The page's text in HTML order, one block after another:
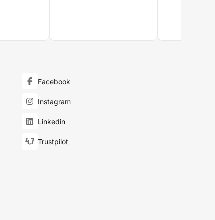
Facebook
Instagram
Linkedin
4,7 Trustpilot